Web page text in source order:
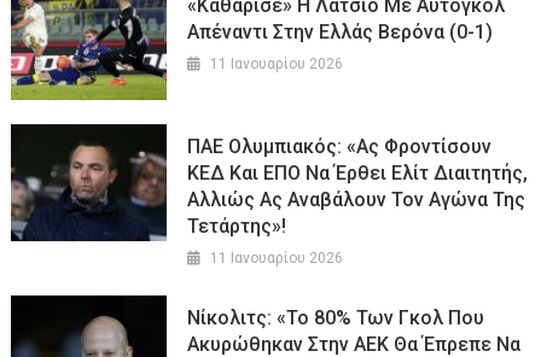
«Καθάρισε» Η Λάτσιο Με Αυτογκόλ
Απέναντι Στην Ελλάς Βερόνα (0-1)
11 Ιανουαρίου 2026
ΠΑΕ Ολυμπιακός: «Ας Φροντίσουν
ΚΕΔ Και ΕΠΟ Να Έρθει Ελίτ Διαιτητής,
Αλλιώς Ας Αναβάλουν Τον Αγώνα Της
Τετάρτης»!
11 Ιανουαρίου 2026
Νίκολιτς: «Το 80% Των Γκολ Που
Ακυρώθηκαν Στην ΑΕΚ Θα Έπρεπε Να